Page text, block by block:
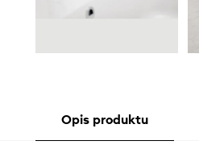
Opis produktu